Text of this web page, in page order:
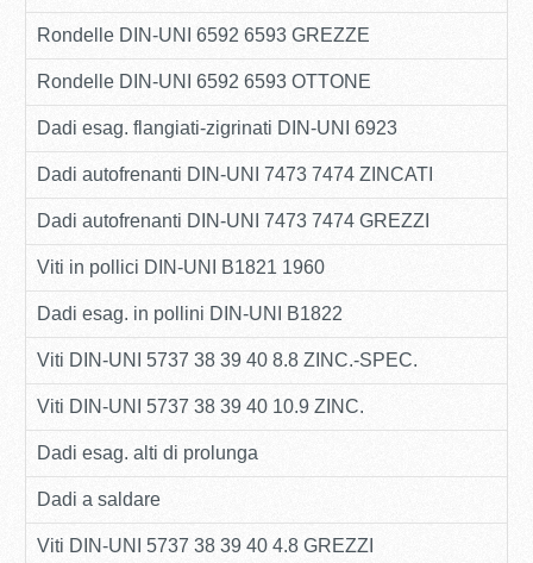
Rondelle DIN-UNI 6592 6593 GREZZE
Rondelle DIN-UNI 6592 6593 OTTONE
Dadi esag. flangiati-zigrinati DIN-UNI 6923
Dadi autofrenanti DIN-UNI 7473 7474 ZINCATI
Dadi autofrenanti DIN-UNI 7473 7474 GREZZI
Viti in pollici DIN-UNI B1821 1960
Dadi esag. in pollini DIN-UNI B1822
Viti DIN-UNI 5737 38 39 40 8.8 ZINC.-SPEC.
Viti DIN-UNI 5737 38 39 40 10.9 ZINC.
Dadi esag. alti di prolunga
Dadi a saldare
Viti DIN-UNI 5737 38 39 40 4.8 GREZZI